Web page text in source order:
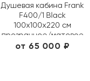
Душевая кабина Frank
F400/1 Black
100х100х220 см
прозрачное/матовое
141009/ 20064
от 65 000 ₽